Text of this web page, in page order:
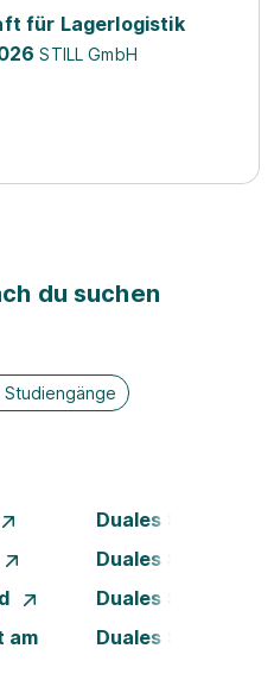
für Lagerlogistik
STILL GmbH
du suchen
Duales Studium
Duales Studium
Duales Studium
am
Duales Studium